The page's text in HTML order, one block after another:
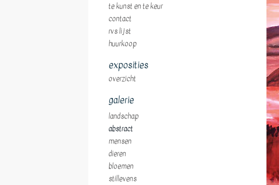
te kunst en te keur
contact
rvs lijst
huurkoop
exposities
overzicht
galerie
landschap
abstract
mensen
dieren
bloemen
stillevens